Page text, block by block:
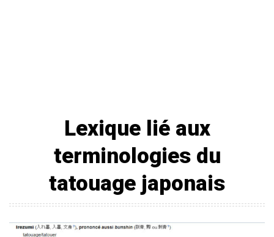
Lexique lié aux
terminologies du
tatouage japonais